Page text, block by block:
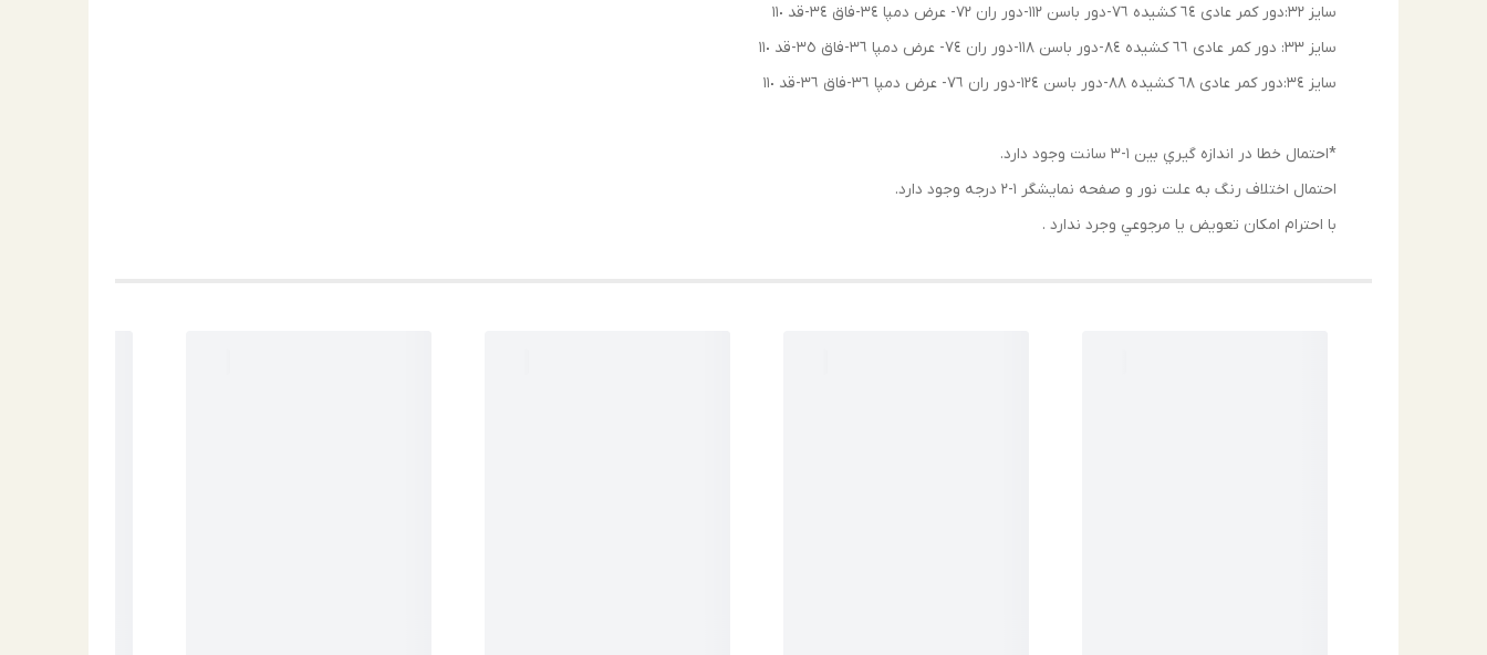
سايز ٣٢:دور كمر عادى ٦٤ كشيده ٧٦-دور باسن ١١٢-دور ران ٧٢- عرض دمپا ٣٤-فاق ٣٤-قد ١١٠
سايز ٣٣: دور كمر عادى ٦٦ كشيده ٨٤-دور باسن ١١٨-دور ران ٧٤- عرض دمپا ٣٦-فاق ٣٥-قد ١١٠
سايز ٣٤:دور كمر عادى ٦٨ كشيده ٨٨-دور باسن ١٢٤-دور ران ٧٦- عرض دمپا ٣٦-فاق ٣٦-قد ١١٠
*احتمال خطا در اندازه گيري بين ١-٣ سانت وجود دارد.
احتمال اختلاف رنگ به علت نور و صفحه نمايشگر ١-٢ درجه وجود دارد.
با احترام امكان تعويض يا مرجوعي وجرد ندارد .